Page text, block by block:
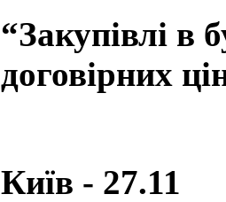
“Закупівлі в
договірних
Київ -